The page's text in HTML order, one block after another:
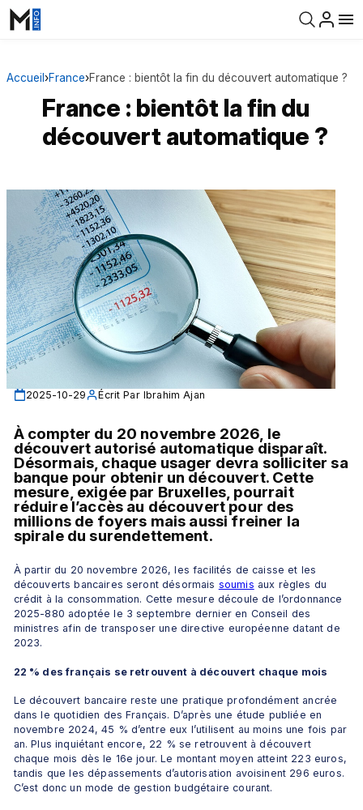
Accueil ›France›France : bientôt la fin du découvert automatique ?
France : bientôt la fin du
découvert automatique ?
2025-10-29 Écrit Par Ibrahim Ajan
À compter du 20 novembre 2026, le
découvert autorisé automatique disparaît.
Désormais, chaque usager devra solliciter sa
banque pour obtenir un découvert. Cette
mesure, exigée par Bruxelles, pourrait
réduire l’accès au découvert pour des
millions de foyers mais aussi freiner la
spirale du surendettement.
À partir du 20 novembre 2026, les facilités de caisse et les
découverts bancaires seront désormais soumis aux règles du
crédit à la consommation. Cette mesure découle de l’ordonnance
2025-880 adoptée le 3 septembre dernier en Conseil des
ministres afin de transposer une directive européenne datant de
2023.
22 % des français se retrouvent à découvert chaque mois
Le découvert bancaire reste une pratique profondément ancrée
dans le quotidien des Français. D’après une étude publiée en
novembre 2024, 45 % d’entre eux l’utilisent au moins une fois par
an. Plus inquiétant encore, 22 % se retrouvent à découvert
chaque mois dès le 16e jour. Le montant moyen atteint 223 euros,
tandis que les dépassements d’autorisation avoisinent 296 euros.
C’est donc un mode de gestion budgétaire courant.